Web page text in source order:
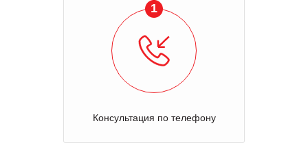
1
Консультация по телефону